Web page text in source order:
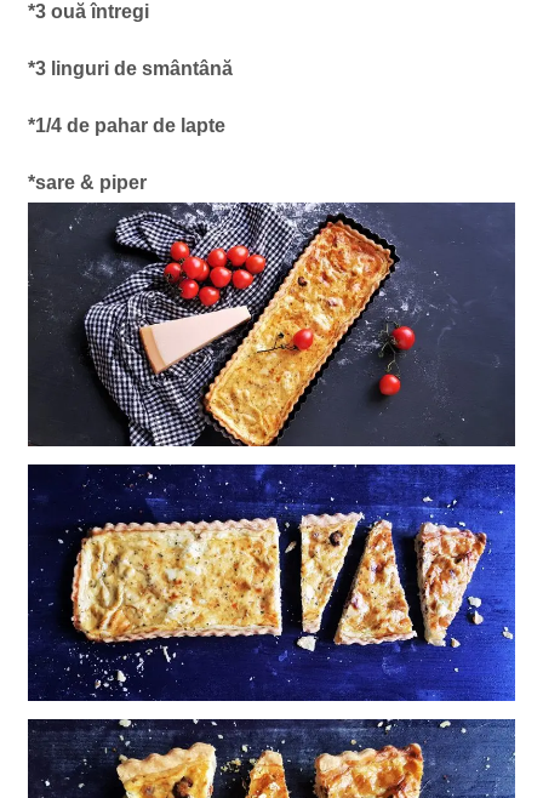
*3 ouă întregi
*3 linguri de smântână
*1/4 de pahar de lapte
*sare & piper